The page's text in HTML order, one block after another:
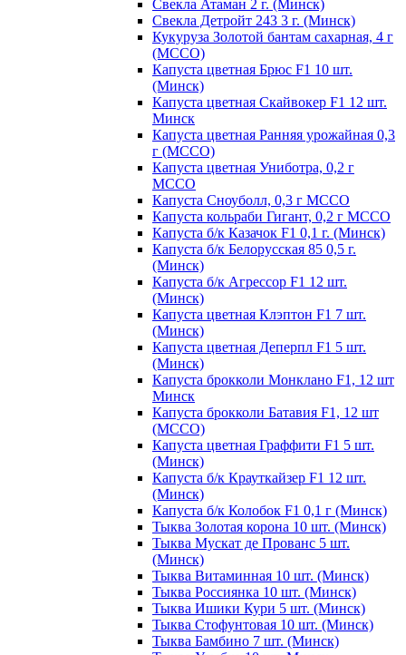
Свекла Атаман 2 г. (Минск)
Свекла Детройт 243 3 г. (Минск)
Кукуруза Золотой бантам сахарная, 4 г
(МССО)
Капуста цветная Брюс F1 10 шт.
(Минск)
Капуста цветная Скайвокер F1 12 шт.
Минск
Капуста цветная Ранняя урожайная 0,3
г (МССО)
Капуста цветная Униботра, 0,2 г
МССО
Капуста Сноуболл, 0,3 г МССО
Капуста кольраби Гигант, 0,2 г МССО
Капуста б/к Казачок F1 0,1 г. (Минск)
Капуста б/к Белорусская 85 0,5 г.
(Минск)
Капуста б/к Агрессор F1 12 шт.
(Минск)
Капуста цветная Клэптон F1 7 шт.
(Минск)
Капуста цветная Деперпл F1 5 шт.
(Минск)
Капуста брокколи Монклано F1, 12 шт
Минск
Капуста брокколи Батавия F1, 12 шт
(МССО)
Капуста цветная Граффити F1 5 шт.
(Минск)
Капуста б/к Крауткайзер F1 12 шт.
(Минск)
Капуста б/к Колобок F1 0,1 г (Минск)
Тыква Золотая корона 10 шт. (Минск)
Тыква Мускат де Прованс 5 шт.
(Минск)
Тыква Витаминная 10 шт. (Минск)
Тыква Россиянка 10 шт. (Минск)
Тыква Ишики Кури 5 шт. (Минск)
Тыква Стофунтовая 10 шт. (Минск)
Тыква Бамбино 7 шт. (Минск)